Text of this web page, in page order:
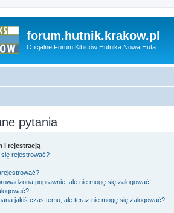
forum.hutnik.krakow.pl
Oficjalne Forum Kibiców Hutnika Nowa Huta
pytania
i rejestracją
rejestrować?
poprawnie, ale nie mogę się zalogować!
jakiś czas temu, ale teraz nie mogę się zalogować?!